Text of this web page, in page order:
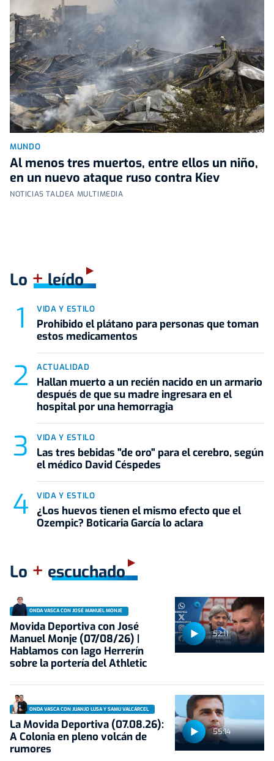
MUNDO
Al menos tres muertos, entre ellos un niño,
en un nuevo ataque ruso contra Kiev
NOTICIAS TALDEA MULTIMEDIA
Lo +leído
VIDA Y ESTILO
Prohibido el plátano para personas que toman
estos medicamentos
ACTUALIDAD
Hallan muerto a un recién nacido en un armario
después de que su madre ingresara en el
hospital por una hemorragia
VIDA Y ESTILO
Las tres bebidas "de oro" para el cerebro, según
el médico David Céspedes
VIDA Y ESTILO
¿Los huevos tienen el mismo efecto que el
Ozempic? Boticaria García lo aclara
Lo + escuchado
52:11
ONDA VASCA CON JOSÉ MANUEL MONJE
Movida Deportiva con José
Manuel Monje (07/08/26) |
Hablamos con Iago Herrerín
sobre la portería del Athletic
55:14
ONDA VASCA CON JUANJO LUSA Y SAMU VALCÁRCEL
La Movida Deportiva (07.08.26):
A Colonia en pleno volcán de
rumores